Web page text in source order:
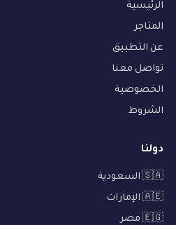
الرئيسية
المتاجر
عن التطبيق
تواصل معنا
الخصوصية
الشروط
دولنا
🇸🇦 السعودية
🇦🇪 الإمارات
🇪🇬 مصر